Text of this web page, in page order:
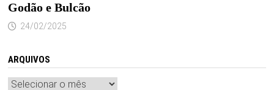
Godão e Bulcão
24/02/2025
ARQUIVOS
Arquivos